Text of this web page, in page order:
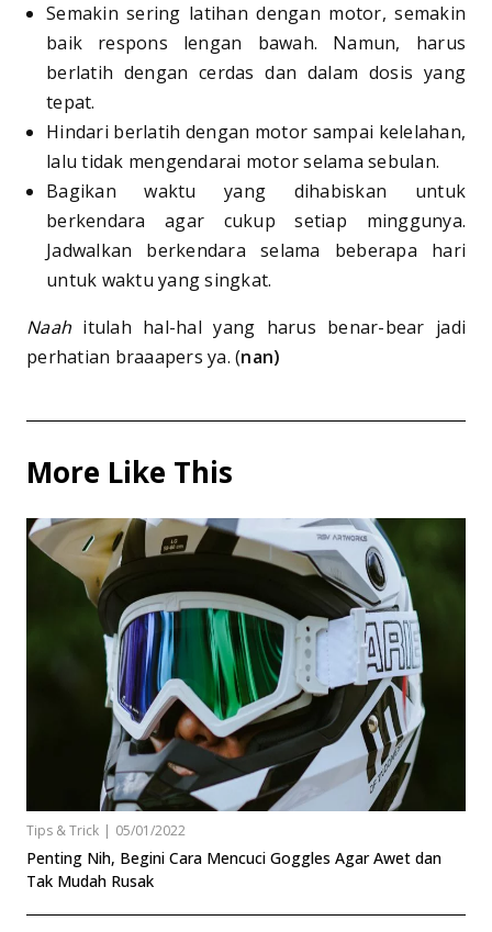
Semakin sering latihan dengan motor, semakin
baik respons lengan bawah. Namun, harus
berlatih dengan cerdas dan dalam dosis yang
tepat.
Hindari berlatih dengan motor sampai kelelahan,
lalu tidak mengendarai motor selama sebulan.
Bagikan waktu yang dihabiskan untuk
berkendara agar cukup setiap minggunya.
Jadwalkan berkendara selama beberapa hari
untuk waktu yang singkat.
Naah itulah hal-hal yang harus benar-bear jadi
perhatian braaapers ya. (nan)
More Like This
Tips & Trick | 05/01/2022
Penting Nih, Begini Cara Mencuci Goggles Agar Awet dan
Tak Mudah Rusak